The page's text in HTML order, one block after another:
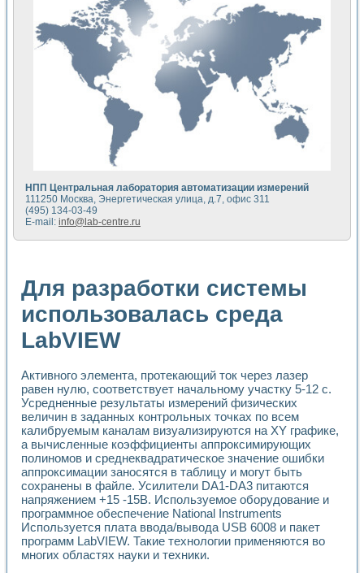
Применение среды LabVIEW для построения картины
Портативная система для определения показателей
Использование LabVIEW для управления источником
Устройство для снятия вольт-амперных характеристик
Передовые научные технологии: нано-, фемто-,
Автоматизированная установка по измерению временных
Автоматизированный лабораторный комплекс на базе
Визуализация моделирования и оптимизации тепловой
Виртуальный прибор для исследования функциональных
Исследование возможности создания экономичного
Исследование кинетики движения макрочастиц в
Метод прогнозирования свойств дисперсных продуктов
Недорогая система управления сверхпроводящим
Применение технологий NI в курсе экспериментальной
Расчет переноса аэрозоля и выпадения осадка в
Применение NI VISION для геометрического анализа в
Система температурной стабилизации
Управление движением с помощью программно -
Определение параметров всплывающих газовых
Система управления асинхронным тиристорным
Применение средств NATIONAL INSTRUMENTS для
Разработка автоматизированного стенда для
Автоматизированный стенд рентгеновской диагностики
Высокочувствительные оптоэлектронные
Установка для измерения диэлектрических свойств
Исследование кинетики зарождения и развития
Лабораторный электрический импедансный томограф на
Микрозондовая система для характеризации
Метод траекторий в исследовании
Промышленная автоматизация
Автоматизация технологических процессов получения
Использование систем технического зрения для контроля
Исследование электромагнитных переходных процессов
НПП Центральная лаборатория автоматизации измерений
111250 Москва, Энергетическая улица, д.7, офис 311
(495) 134-03-49
E-mail: info@lab-centre.ru
Для разработки системы
использовалась среда
LabVIEW
Активного элемента, протекающий ток через лазер
равен нулю, соответствует начальному участку 5-12 с.
Усредненные результаты измерений физических
величин в заданных контрольных точках по всем
калибруемым каналам визуализируются на XY графике,
а вычисленные коэффициенты аппроксимирующих
полиномов и среднеквадратическое значение ошибки
аппроксимации заносятся в таблицу и могут быть
сохранены в файле. Усилители DA1-DA3 питаются
напряжением +15 -15В. Используемое оборудование и
программное обеспечение National Instruments
Используется плата ввода/вывода USB 6008 и пакет
программ LabVIEW. Такие технологии применяются во
многих областях науки и техники.